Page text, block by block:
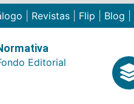
Revistas Flip Blog
Editorial